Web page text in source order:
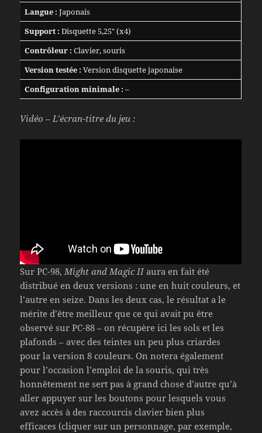
Langue : Japonais
Support : Disquette 5,25″ (x4)
Contrôleur : Clavier, souris
Version testée : Version disquette japonaise
Configuration minimale : –
Vidéo – L’écran-titre du jeu :
Sur PC-98,Might and Magic IIaura en fait été
distribué en deux versions : une en huit couleurs, et
l’autre en seize. Dans les deux cas, le résultat a le
mérite d’être meilleur que ce qui avait pu être
observé sur PC-88 – on récupère ici les sols et les
plafonds – avec des teintes un peu plus criardes
pour la version 8 couleurs. On notera également
pour l’occasion l’emploi de la souris, qui très
honnêtement ne sert pas à grand chose d’autre qu’à
aller appuyer sur les boutons pour lesquels vous
avez accès à des raccourcis clavier bien plus
efficaces (cliquer sur un personnage, par exemple,